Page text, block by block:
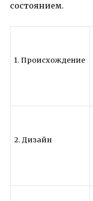
состоянием.
1. Происхождение
2. Дизайн